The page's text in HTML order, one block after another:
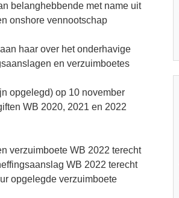
belanghebbende met name uit
onshore vennootschap
haar over het onderhavige
en verzuimboetes
opgelegd) op 10 november
WB 2020, 2021 en 2022
verzuimboete WB 2022 terecht
WB 2022 terecht
opgelegde verzuimboete